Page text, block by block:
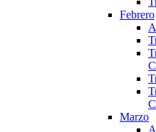
Febrero
Marzo